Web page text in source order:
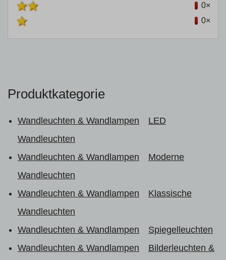
0×
0×
Produktkategorie
Wandleuchten & Wandlampen
LED
Wandleuchten
Wandleuchten & Wandlampen
Moderne
Wandleuchten
Wandleuchten & Wandlampen
Klassische
Wandleuchten
Wandleuchten & Wandlampen
Spiegelleuchten
Wandleuchten & Wandlampen
Bilderleuchten &